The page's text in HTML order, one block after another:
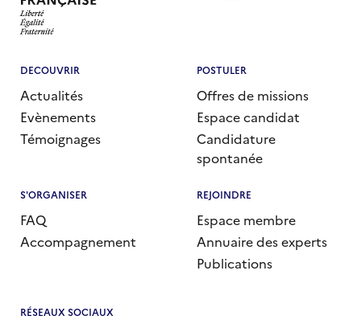
Sport et développement
Catégories d’actualités
-Actualités des experts
-Campagne de recrutement ETI
DECOUVRIR
Actualités
Evènements
Témoignages
POSTULER
Offres de missions
Espace candidat
Candidature
spontanée
S'ORGANISER
FAQ
Accompagnement
REJOINDRE
Espace membre
Annuaire des experts
Publications
RÉSEAUX SOCIAUX